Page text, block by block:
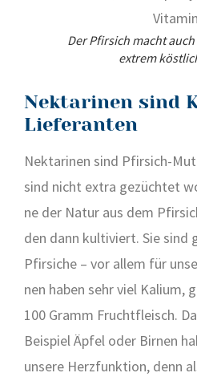
Der Pfir­sich macht
extrem
Nektarinen sind
Lieferanten
Nek­ta­ri­nen sind Pfir­sich-
sind nicht extra gezüch­tet
ne der Natur aus dem
den dann kul­ti­viert. Sie sind
Pfir­si­che – vor allem für
nen haben sehr viel Kali­um,
100 Gramm Frucht­fleisch.
Bei­spiel Äpfel oder Bir­nen
unse­re Herz­funk­ti­on, denn